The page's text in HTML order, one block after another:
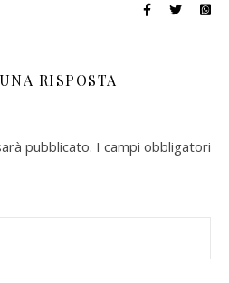
RISPOSTA
pubblicato. I campi obbligatori